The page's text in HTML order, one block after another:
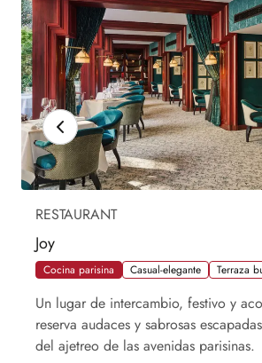
RESTAURANT
Joy
Cocina parisina Casual-elegante Terraza
Un lugar de intercambio, festivo y
reserva audaces y sabrosas
del ajetreo de las avenidas parisinas.